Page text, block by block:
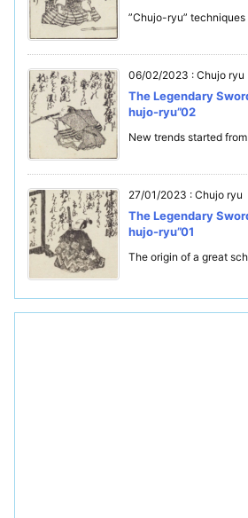
”Chujo-ryu”
06/02/2023 : Chujo ryu
The Legendary
hujo-ryu”02
New trends started
27/01/2023 : Chujo ryu
The Legendary
hujo-ryu”01
The origin of a great